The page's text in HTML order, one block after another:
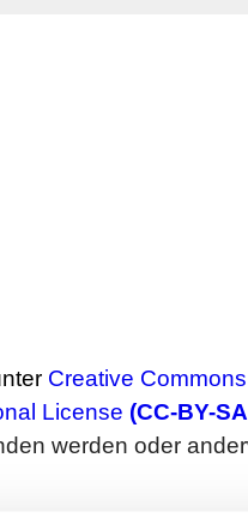
Creative
License (CC-BY-
werden oder